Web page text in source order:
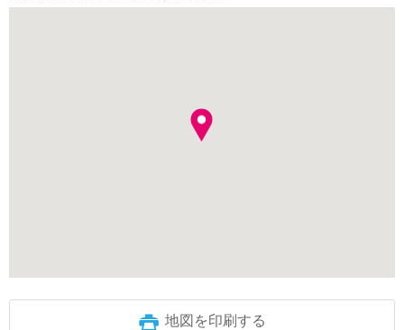
地図を印刷する